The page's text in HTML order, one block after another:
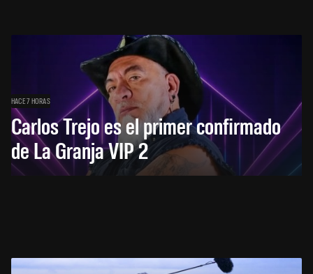
HACE 7 HORAS
Carlos Trejo es el primer confirmado
de La Granja VIP 2